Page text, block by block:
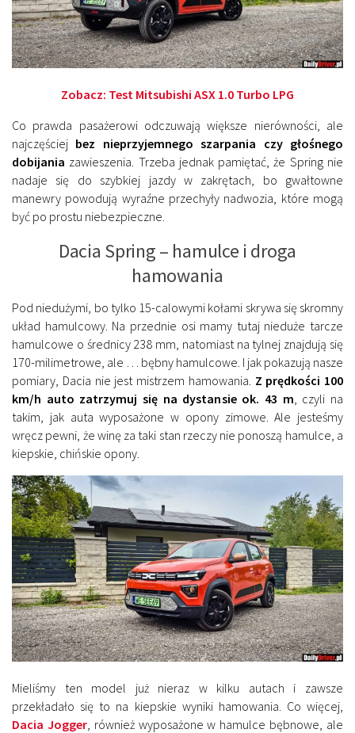
Zobacz: Test Mitsubishi ASX 1.0 Turbo LPG
Co prawda pasażerowi odczuwają większe nierówności, ale
najczęściej bez nieprzyjemnego szarpania czy głośnego
dobijania zawieszenia. Trzeba jednak pamiętać, że Spring nie
nadaje się do szybkiej jazdy w zakrętach, bo gwałtowne
manewry powodują wyraźne przechyły nadwozia, które mogą
być po prostu niebezpieczne.
Dacia Spring – hamulce i droga
hamowania
Pod niedużymi, bo tylko 15-calowymi kołami skrywa się skromny
układ hamulcowy. Na przednie osi mamy tutaj nieduże tarcze
hamulcowe o średnicy 238 mm, natomiast na tylnej znajdują się
170-milimetrowe, ale … bębny hamulcowe. I jak pokazują nasze
pomiary, Dacia nie jest mistrzem hamowania. Z prędkości 100
km/h auto zatrzymuj się na dystansie ok. 43 m , czyli na
takim, jak auta wyposażone w opony zimowe. Ale jesteśmy
wręcz pewni, że winę za taki stan rzeczy nie ponoszą hamulce, a
kiepskie, chińskie opony.
Mieliśmy ten model już nieraz w kilku autach i zawsze
przekładało się to na kiepskie wyniki hamowania. Co więcej,
Dacia Jogger, również wyposażone w hamulce bębnowe, ale